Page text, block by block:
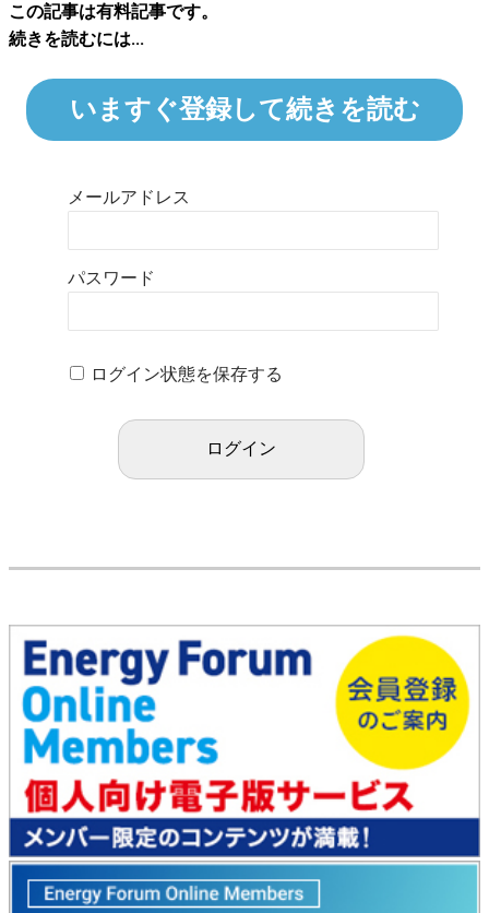
この記事は有料記事です。
続きを読むには...
いますぐ登録して続きを読む
メールアドレス
パスワード
ログイン状態を保存する